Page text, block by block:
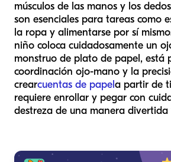
músculos de las manos y los
son esenciales para tareas como
la ropa y alimentarse por sí
niño coloca cuidadosamente un
monstruo de plato de papel, está
coordinación ojo-mano y la
crearcuentas de papela partir de
requiere enrollar y pegar con
destreza de una manera